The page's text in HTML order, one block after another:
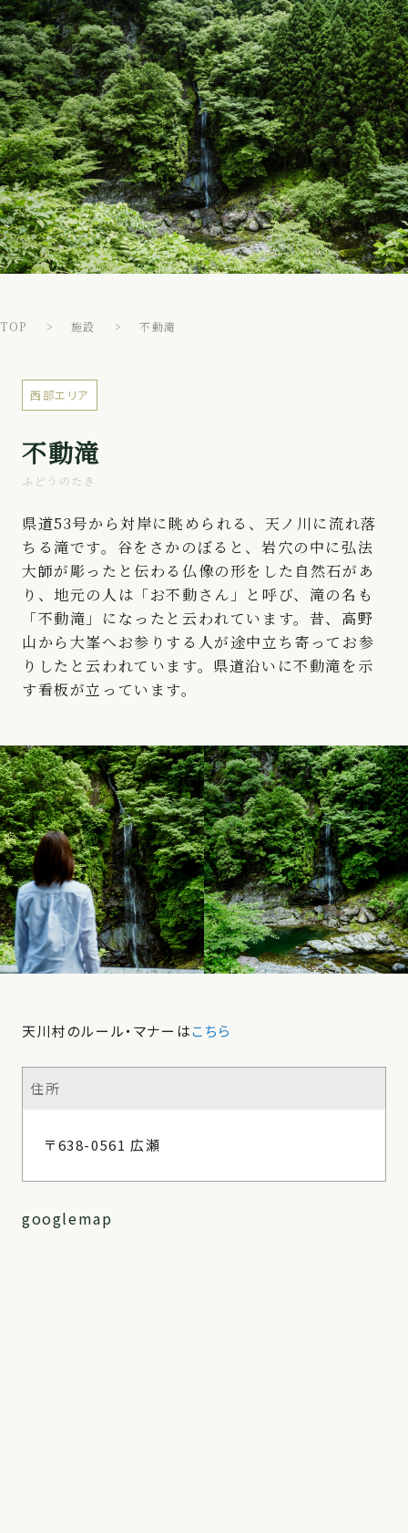
TOP 施設 不動滝
西部エリア
不動滝
ふどうのたき
県道53号から対岸に眺められる、天ノ川に流れ落
ちる滝です。谷をさかのぼると、岩穴の中に弘法
大師が彫ったと伝わる仏像の形をした自然石があ
り、地元の人は「お不動さん」と呼び、滝の名も
「不動滝」になったと云われています。昔、高野
山から大峯へお参りする人が途中立ち寄ってお参
りしたと云われています。県道沿いに不動滝を示
す看板が立っています。
天川村のルール・マナーはこちら
住所
〒638-0561 広瀬
googlemap